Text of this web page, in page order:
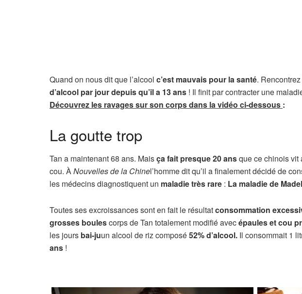
Quand on nous dit que l’alcool c’est mauvais pour la santé.
d’alcool par jour depuis qu’il a 13 ans ! Il finit par contracter une
Découvrez les ravages sur son corps dans la vidéo ci-dessous :
La goutte trop
Tan a maintenant 68 ans. Maisça fait presque 20 ansque ce chinois vit
cou. ÀNouvelles de la Chinel’homme dit qu’il a finalement décidé de
les médecins diagnostiquent un maladie très rare : La maladie de
Toutes ses excroissances sont en fait le résultatconsommation
grosses boulescorps de Tan totalement modifié avecépaules et cou
les jours bai-juun alcool de riz composé52% d’alcool. Il consommait 1
ans !